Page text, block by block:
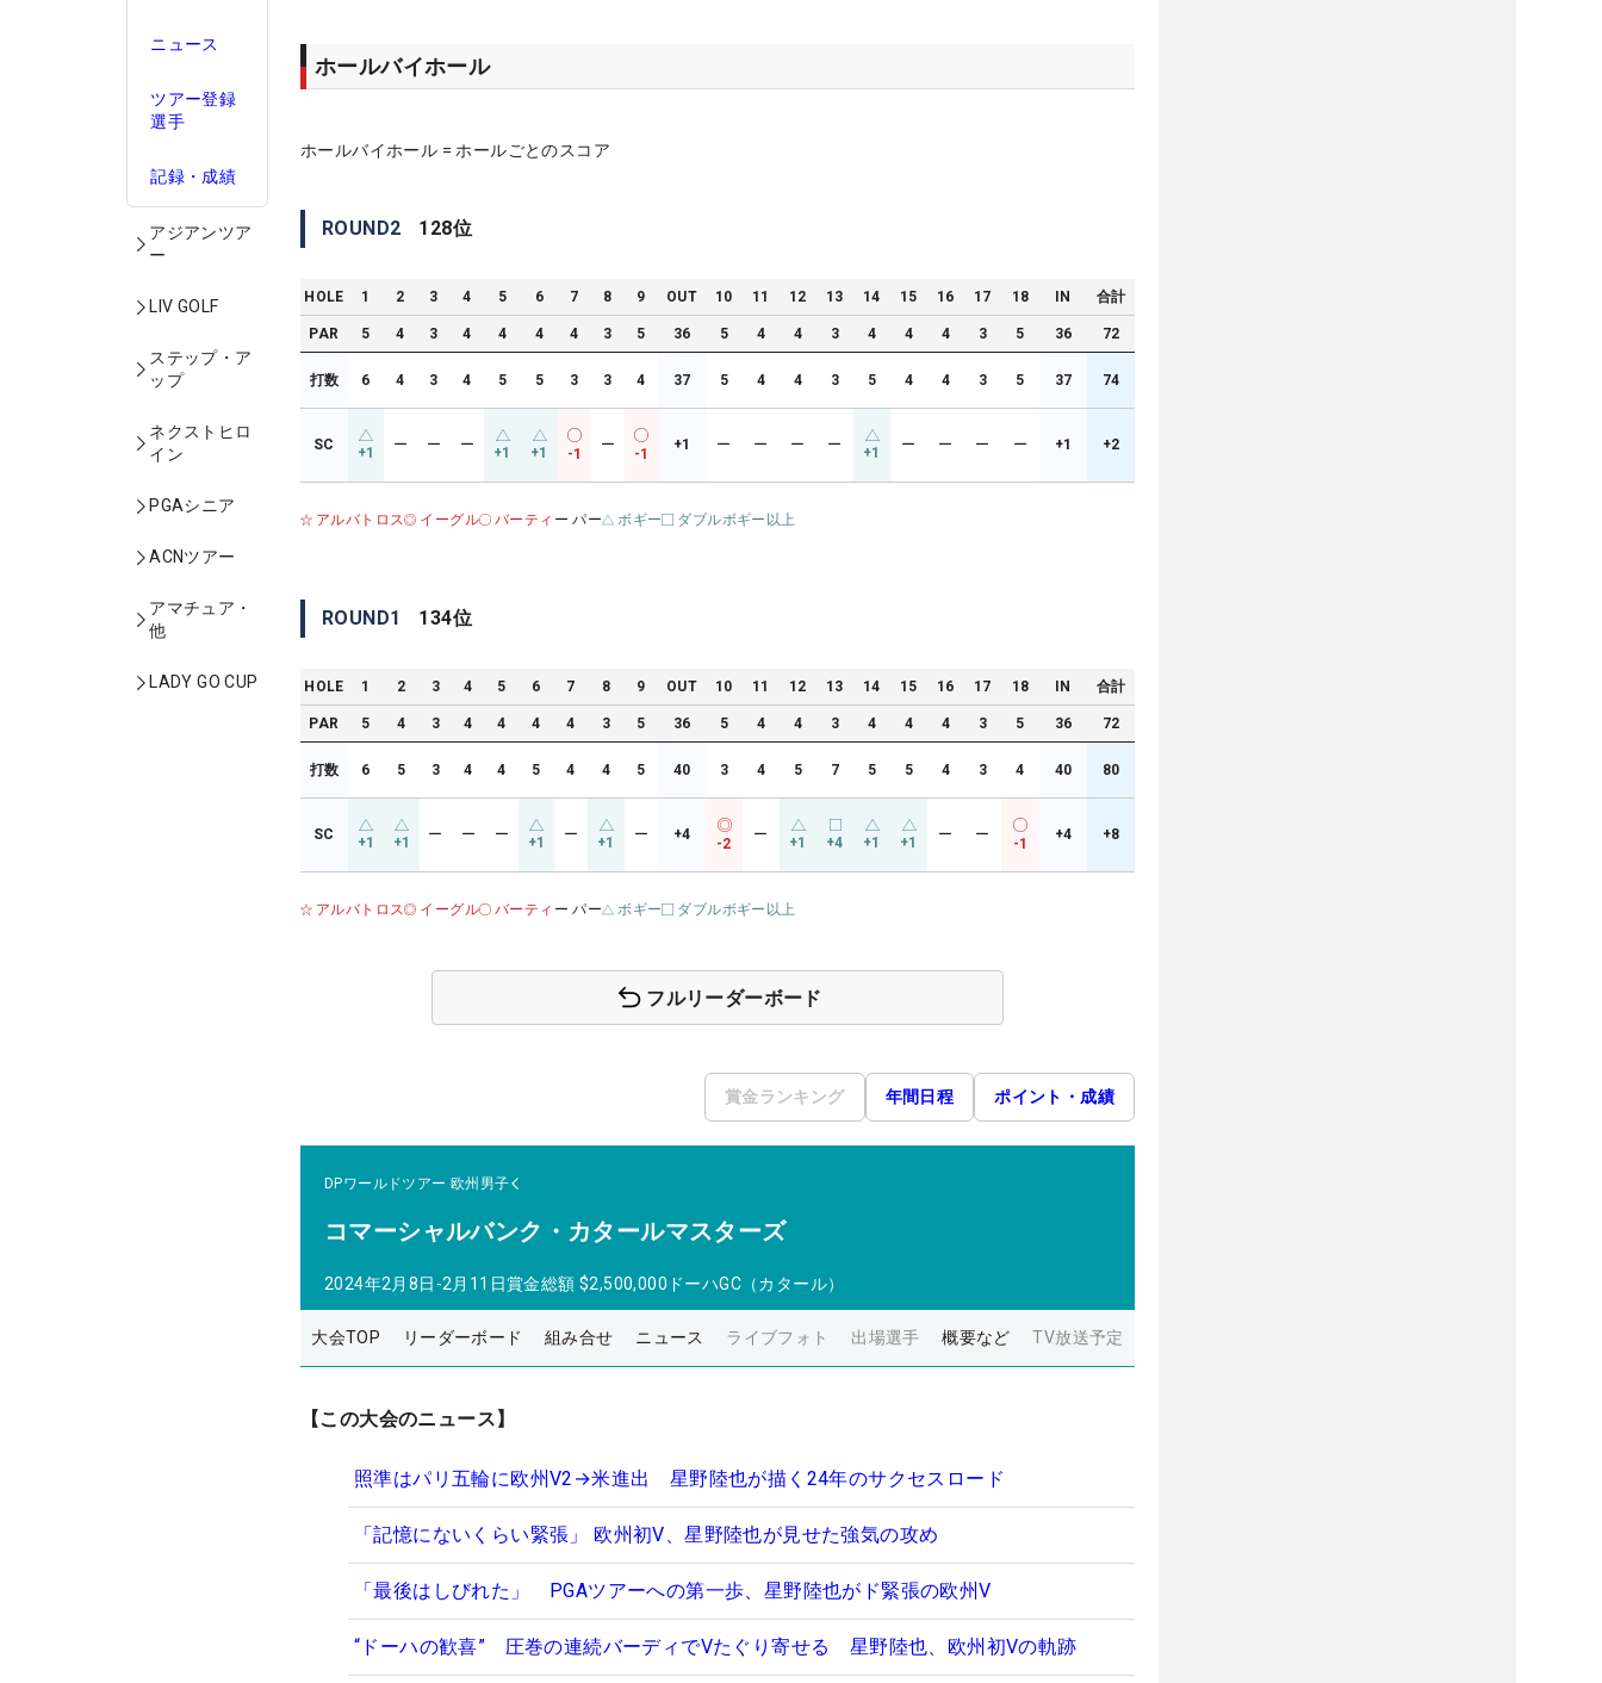
ニュース
ツアー登録
選手
記録・成績
アジアンツア
ー
LIV GOLF
ステップ・ア
ップ
ネクストヒロ
イン
PGAシニア
ACNツアー
アマチュア・
他
LADY GO CUP
ホールバイホール
ホールバイホール = ホールごとのスコア
ROUND2 128位
HOLE 1 2 3 4 5 6 7 8 9 OUT 10 11 12 13 14 15 16 17 18 IN 合計
PAR 5 4 3 4 4 4 4 3 5 36 5 4 4 3 4 4 4 3 5 36 72
打数 6 4 3 4 5 5 3 3 4 37 5 4 4 3 5 4 4 3 5 37 74
SC +1 ー ー ー +1 +1 -1
ー
-1
+1 ー ー ー ー +1 ー ー ー ー +1 +2
アルバトロス イーグル バーティ ー パー ボギー ダブルボギー以上
ROUND1 134位
HOLE 1 2 3 4 5 6 7 8 9 OUT 10 11 12 13 14 15 16 17 18 IN 合計
PAR 5 4 3 4 4 4 4 3 5 36 5 4 4 3 4 4 4 3 5 36 72
打数 6 5 3 4 4 5 4 4 5 40 3 4 5 7 5 5 4 3 4 40 80
SC +1 +1 ー ー ー +1 ー +1 ー +4
-2
ー +1 +4 +1 +1 ー ー
-1
+4 +8
アルバトロス イーグル バーティ ー パー ボギー ダブルボギー以上
フルリーダーボード
賞金ランキング 年間日程 ポイント・成績
DPワールドツアー 欧州男子
コマーシャルバンク・カタールマスターズ
2024年2月8日-2月11日賞金総額 $2,500,000 ドーハGC（カタール）
大会TOP リーダーボード 組み合せ ニュース ライブフォト 出場選手 概要など TV放送予定
【この大会のニュース】
照準はパリ五輪に欧州V2→米進出 星野陸也が描く24年のサクセスロード
「記憶にないくらい緊張」 欧州初V、星野陸也が見せた強気の攻め
「最後はしびれた」 PGAツアーへの第一歩、星野陸也がド緊張の欧州V
“ドーハの歓喜” 圧巻の連続バーディでVたぐり寄せる 星野陸也、欧州初Vの軌跡